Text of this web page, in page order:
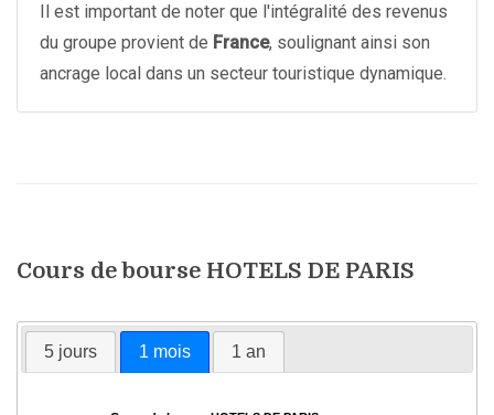
Il est important de noter que l'intégralité des revenus
du groupe provient de France, soulignant ainsi son
ancrage local dans un secteur touristique dynamique.
Cours de bourse HOTELS DE PARIS
5 jours 1 mois 1 an